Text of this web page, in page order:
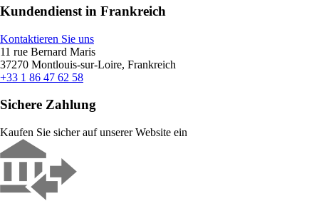
Kundendienst in Frankreich
Kontaktieren Sie uns
11 rue Bernard Maris
37270 Montlouis-sur-Loire, Frankreich
+33 1 86 47 62 58
Sichere Zahlung
Kaufen Sie sicher auf unserer Website ein